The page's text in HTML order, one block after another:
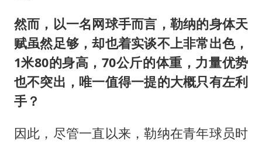
然而，以一名网球手而言，勒纳的身体天
赋虽然足够，却也着实谈不上非常出色，
1米80的身高，70公斤的体重，力量优势
也不突出，唯一值得一提的大概只有左利
手？
因此，尽管一直以来，勒纳在青年球员时